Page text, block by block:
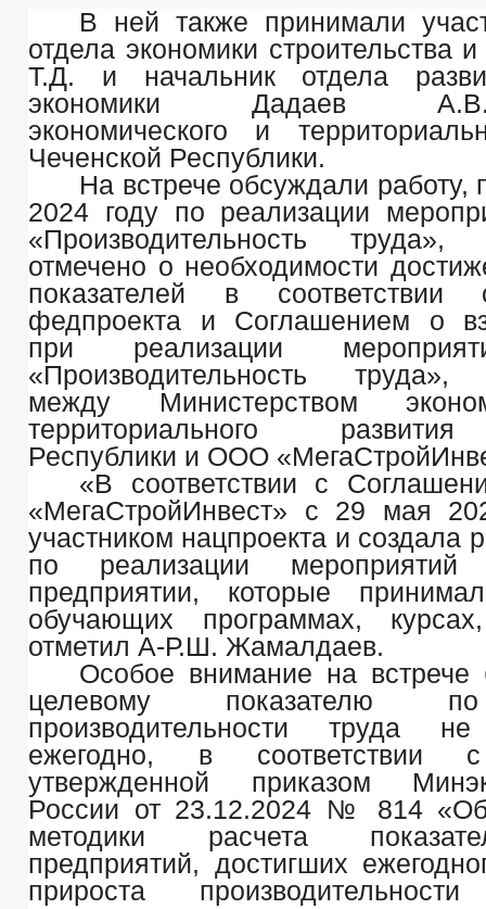
В ней также принимали
отдела экономики
Т.Д. и начальник отдела
экономики Дадаев
экономического и
Чеченской Республики.
На встрече обсуждали работу,
2024 году по реализации
«Производительность
отмечено о необходимости
показателей в соответствии
федпроекта и Соглашением о
при реализации
«Производительность труда»,
между Министерством
территориального
Республики и ООО
«В соответствии с
«МегаСтройИнвест» с 29 мая
участником нацпроекта и создала
по реализации
предприятии, которые
обучающих программах,
отметил А-Р.Ш. Жамалдаев.
Особое внимание на встрече
целевому показателю
производительности труда
ежегодно, в соответствии
утвержденной приказом
России от 23.12.2024 № 814 «Об
методики расчета
предприятий, достигших
прироста